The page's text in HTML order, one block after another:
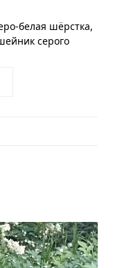
белая шёрстка,
серого